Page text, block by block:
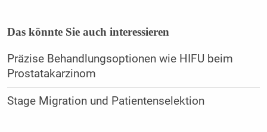
Das könnte Sie auch interessieren
Präzise Behandlungsoptionen wie HIFU beim
Prostatakarzinom
Stage Migration und Patientenselektion